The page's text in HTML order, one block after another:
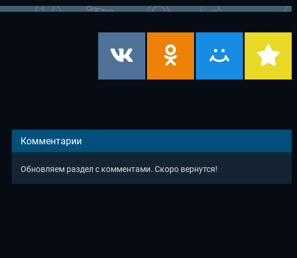
Комментарии
Обновляем раздел с комментами. Скоро вернутся!